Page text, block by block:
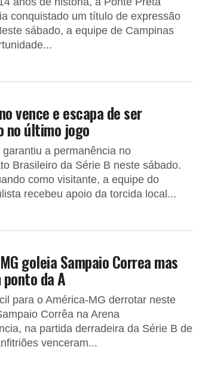
conquistado um título de expressão
sábado, a equipe de Campinas
vence e escapa de ser
no último jogo
garantiu a permanência no
Brasileiro da Série B neste sábado.
como visitante, a equipe do
recebeu apoio da torcida local...
goleia Sampaio Correa mas
da A
para o América-MG derrotar neste
Corrêa na Arena
na partida derradeira da Série B de
venceram...